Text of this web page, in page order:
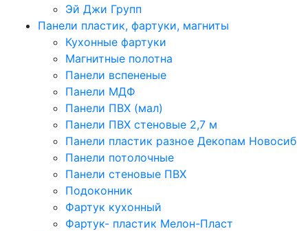
Эй Джи Групп
Панели пластик, фартуки, магниты
Кухонные фартуки
Магнитные полотна
Панели вспененые
Панели МДФ
Панели ПВХ (мал)
Панели ПВХ стеновые 2,7 м
Панели пластик разное Декопам Новосиб
Панели потолочные
Панели стеновые ПВХ
Подоконник
Фартук кухонный
Фартук- пластик Мелон-Пласт